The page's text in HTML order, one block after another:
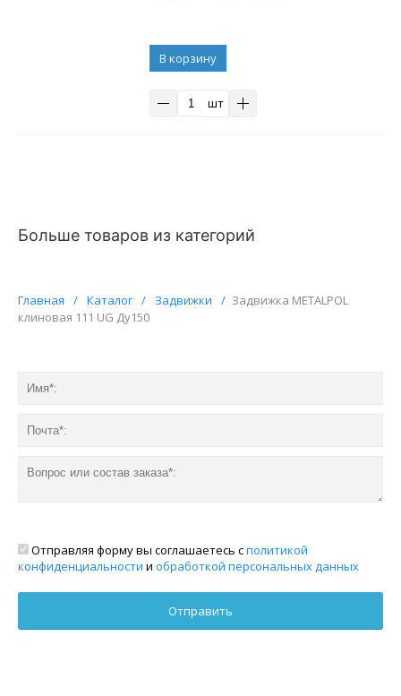
В корзину
шт
Больше товаров из категорий
Главная / Каталог / Задвижки / Задвижка METALPOL
клиновая 111 UG Ду150
Отправляя форму вы соглашаетесь сполитикой
конфиденциальности и обработкой персональных данных